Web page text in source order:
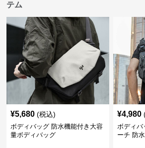
テム
¥5,680 (税込)
ボディバッグ 防水機能付き大容
量ボディバッグ
¥4,980
ボディバ
ーチ 防